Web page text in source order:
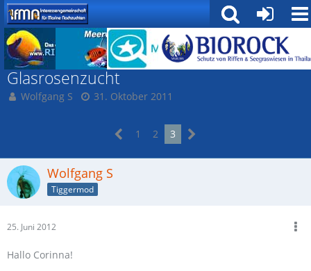
Sessile Meeresbewohner
Glasrosenzucht
Wolfgang S 31. Oktober 2011
1 2 3
Wolfgang S
Tiggermod
25. Juni 2012
Hallo Corinna!